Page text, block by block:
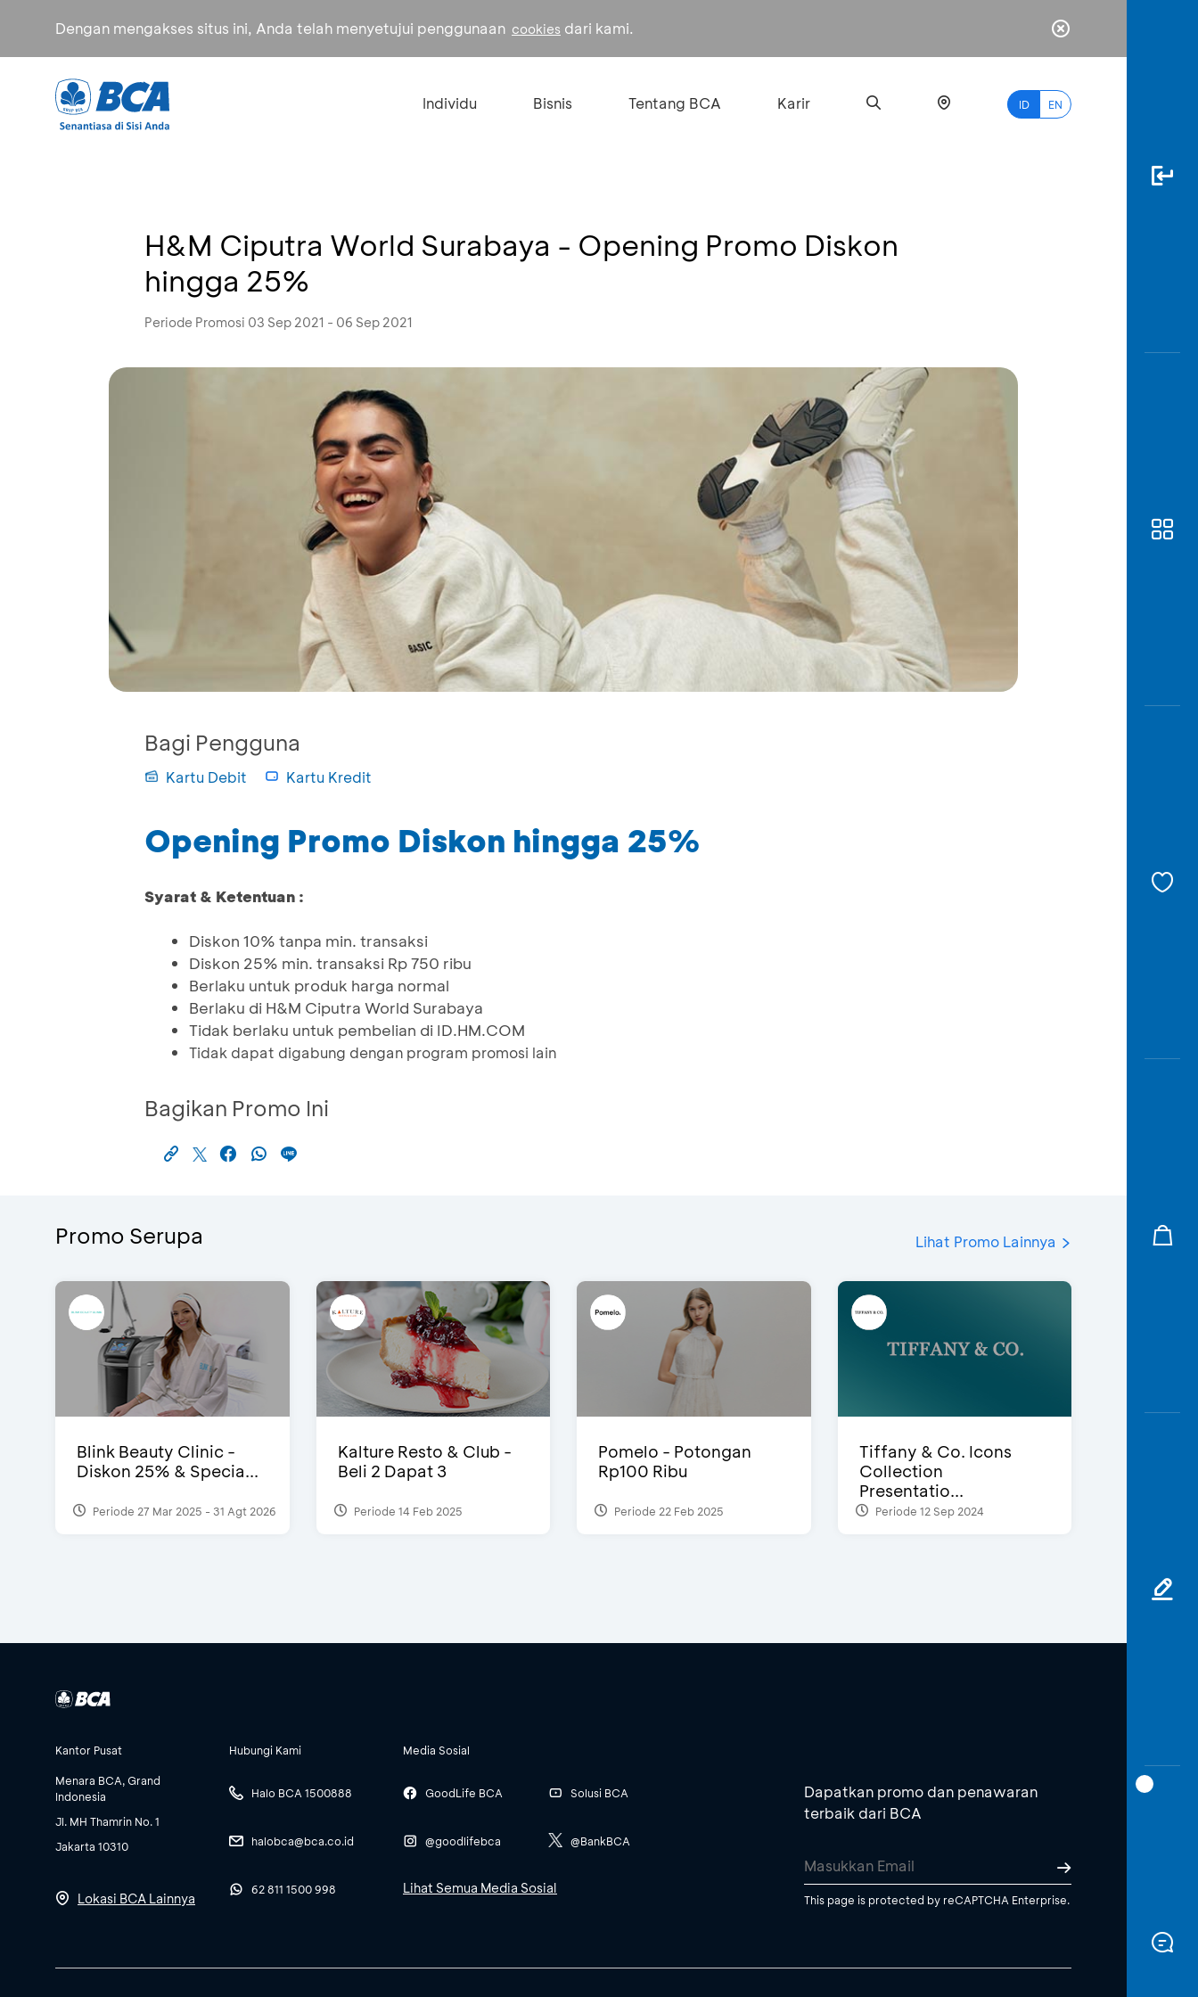
Dengan mengakses situs ini, Anda telah menyetujui penggunaan cookies dari kami.
Individu Bisnis Tentang BCA Karir ID EN
H&M Ciputra World Surabaya - Opening Promo Diskon
hingga 25%
Periode Promosi 03 Sep 2021 - 06 Sep 2021
Bagi Pengguna
Kartu Debit Kartu Kredit
Opening Promo Diskon hingga 25%
Syarat & Ketentuan :
Diskon 10% tanpa min. transaksi
Diskon 25% min. transaksi Rp 750 ribu
Berlaku untuk produk harga normal
Berlaku di H&M Ciputra World Surabaya
Tidak berlaku untuk pembelian di ID.HM.COM
Tidak dapat digabung dengan program promosi lain
Bagikan Promo Ini
Promo Serupa Lihat Promo Lainnya
Blink Beauty Clinic -
Diskon 25% & Specia...
Periode 27 Mar 2025 - 31 Agt 2026
Kalture Resto & Club -
Beli 2 Dapat 3
Periode 14 Feb 2025
Pomelo - Potongan
Rp100 Ribu
Periode 22 Feb 2025
Tiffany & Co. Icons
Collection
Presentatio...
Periode 12 Sep 2024
Kantor Pusat
Menara BCA, Grand
Indonesia
Jl. MH Thamrin No. 1
Jakarta 10310
Lokasi BCA Lainnya
Hubungi Kami
Halo BCA 1500888
halobca@bca.co.id
62 811 1500 998
Media Sosial
GoodLife BCA
@goodlifebca
Solusi BCA
@BankBCA
Lihat Semua Media Sosial
Dapatkan promo dan penawaran
terbaik dari BCA
This page is protected by reCAPTCHA Enterprise.